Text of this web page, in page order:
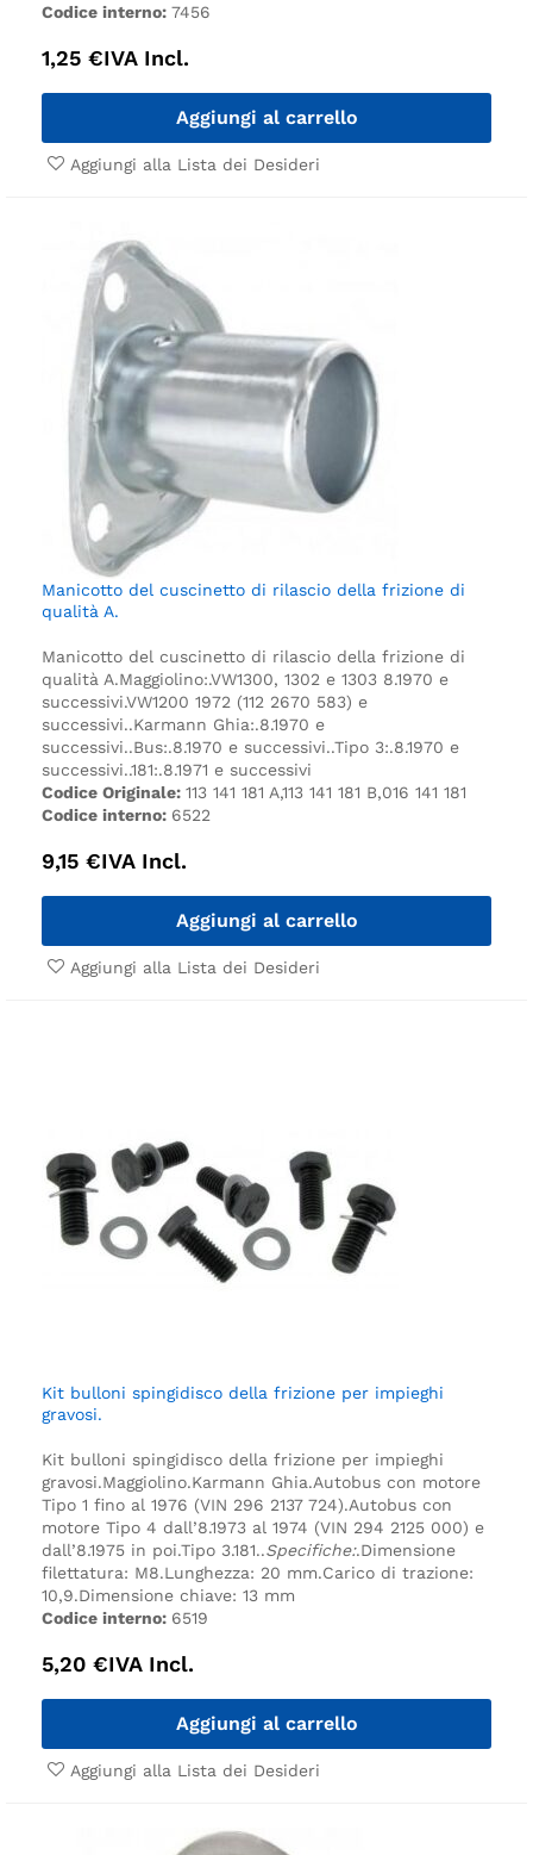
Codice interno: 7456
1,25 €IVA Incl.
Aggiungi al carrello
Aggiungi alla Lista dei Desideri
Manicotto del cuscinetto di rilascio della frizione di
qualità A.
Manicotto del cuscinetto di rilascio della frizione di
qualità A.Maggiolino:.VW1300, 1302 e 1303 8.1970 e
successivi.VW1200 1972 (112 2670 583) e
successivi..Karmann Ghia:.8.1970 e
successivi..Bus:.8.1970 e successivi..Tipo 3:.8.1970 e
successivi..181:.8.1971 e successivi
Codice Originale: 113 141 181 A,113 141 181 B,016 141 181
Codice interno: 6522
9,15 €IVA Incl.
Aggiungi al carrello
Aggiungi alla Lista dei Desideri
Kit bulloni spingidisco della frizione per impieghi
gravosi.
Kit bulloni spingidisco della frizione per impieghi
gravosi.Maggiolino.Karmann Ghia.Autobus con motore
Tipo 1 fino al 1976 (VIN 296 2137 724).Autobus con
motore Tipo 4 dall’8.1973 al 1974 (VIN 294 2125 000) e
dall’8.1975 in poi.Tipo 3.181..Specifiche:.Dimensione
filettatura: M8.Lunghezza: 20 mm.Carico di trazione:
10,9.Dimensione chiave: 13 mm
Codice interno: 6519
5,20 €IVA Incl.
Aggiungi al carrello
Aggiungi alla Lista dei Desideri